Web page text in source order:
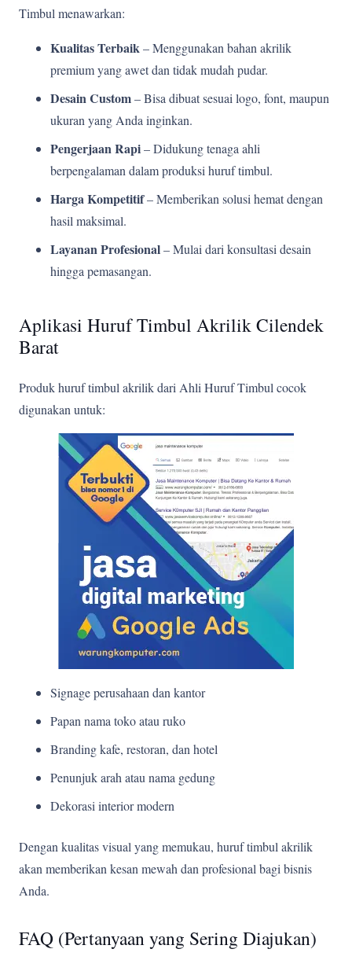
Timbul menawarkan:
Kualitas Terbaik– Menggunakan bahan akrilik
premium yang awet dan tidak mudah pudar.
Desain Custom– Bisa dibuat sesuai logo, font, maupun
ukuran yang Anda inginkan.
Pengerjaan Rapi– Didukung tenaga ahli
berpengalaman dalam produksi huruf timbul.
Harga Kompetitif– Memberikan solusi hemat dengan
hasil maksimal.
Layanan Profesional– Mulai dari konsultasi desain
hingga pemasangan.
Aplikasi Huruf Timbul Akrilik Cilendek
Barat
Produk huruf timbul akrilik dari Ahli Huruf Timbul cocok
digunakan untuk:
Signage perusahaan dan kantor
Papan nama toko atau ruko
Branding kafe, restoran, dan hotel
Penunjuk arah atau nama gedung
Dekorasi interior modern
Dengan kualitas visual yang memukau, huruf timbul akrilik
akan memberikan kesan mewah dan profesional bagi bisnis
Anda.
FAQ (Pertanyaan yang Sering Diajukan)